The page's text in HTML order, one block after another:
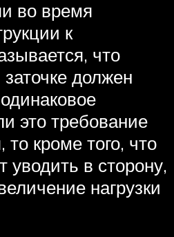
во время
к
что
должен
это требование
кроме того, что
уводить в сторону,
нагрузки